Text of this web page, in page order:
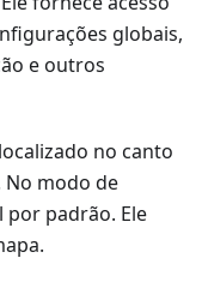
globais,
e outros
no canto
modo de
por padrão. Ele